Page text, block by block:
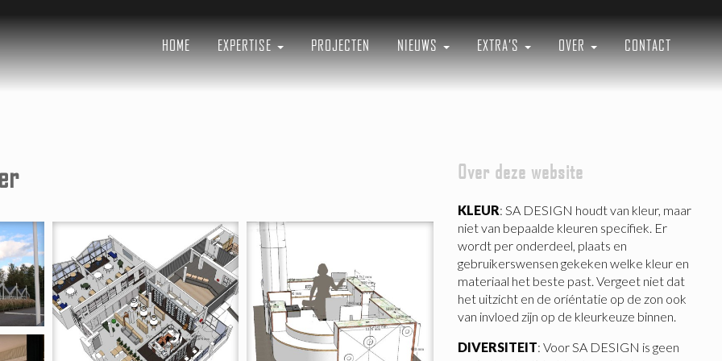
HOME
EXPERTISE PROJECTEN NIEUWS EXTRA’S OVER CONTACT
Over deze website
KLEUR: SA DESIGN houdt van kleur, maar
niet van bepaalde kleuren specifiek. Er
wordt per onderdeel, plaats en
gebruikerswensen gekeken welke kleur en
materiaal het beste past. Vergeet niet dat
het uitzicht en de oríéntatie op de zon ook
van invloed zijn op de kleurkeuze binnen.
DIVERSITEIT: Voor SA DESIGN is geen